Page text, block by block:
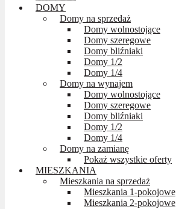
DOMY
Domy na sprzedaż
Domy wolnostojące
Domy szeregowe
Domy bliźniaki
Domy 1/2
Domy 1/4
Domy na wynajem
Domy wolnostojące
Domy szeregowe
Domy bliźniaki
Domy 1/2
Domy 1/4
Domy na zamianę
Pokaż wszystkie oferty
MIESZKANIA
Mieszkania na sprzedaż
Mieszkania 1-pokojowe
Mieszkania 2-pokojowe